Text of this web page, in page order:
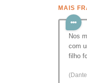
MAIS
Nos
com
filho